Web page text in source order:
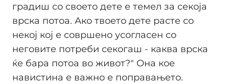
градиш со своето дете е темел за секоја
врска потоа. Ако твоето дете расте со
некој кој е совршено усогласен со
неговите потреби секогаш - каква врска
ќе бара потоа во живот?" Она кое
навистина е важно е поправањето.